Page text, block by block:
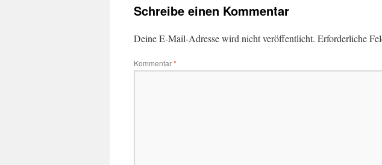
Schreibe einen Kommentar
Deine E-Mail-Adresse wird nicht veröffentlicht. Erforderliche
Kommentar*